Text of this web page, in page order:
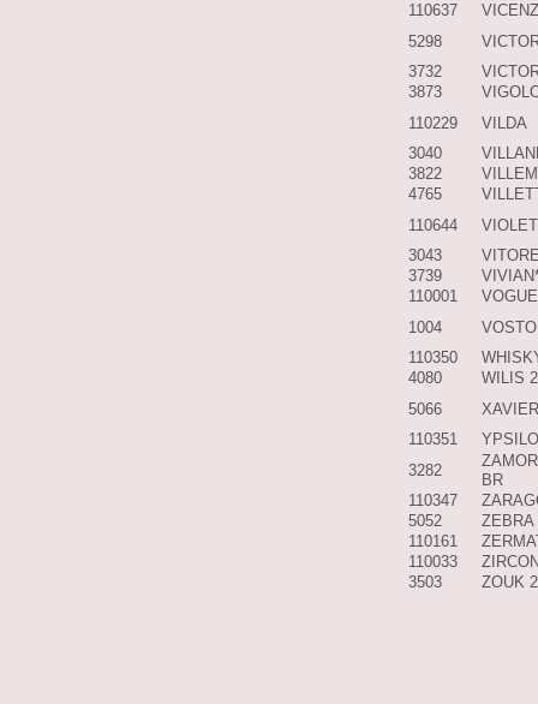
110637
5298
3732
3873
110229
VILDA
3040
3822
4765
110644
VIOLET
3043
3739
110001
1004
110350
4080
WILIS
5066
XAVIER
110351
3282
BR
110347
5052
ZEBRA
110161
110033
3503
ZOUK